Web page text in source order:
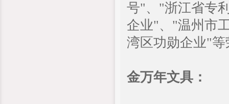
号"、"浙江省专
企业"、"温州市
湾区功勋企业"
金万年文具：